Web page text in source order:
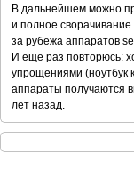
В дальнейшем можно
и полное
за рубежа аппаратов
И еще раз повторюсь:
упрощениями (ноутбук
аппараты получаются
лет назад.